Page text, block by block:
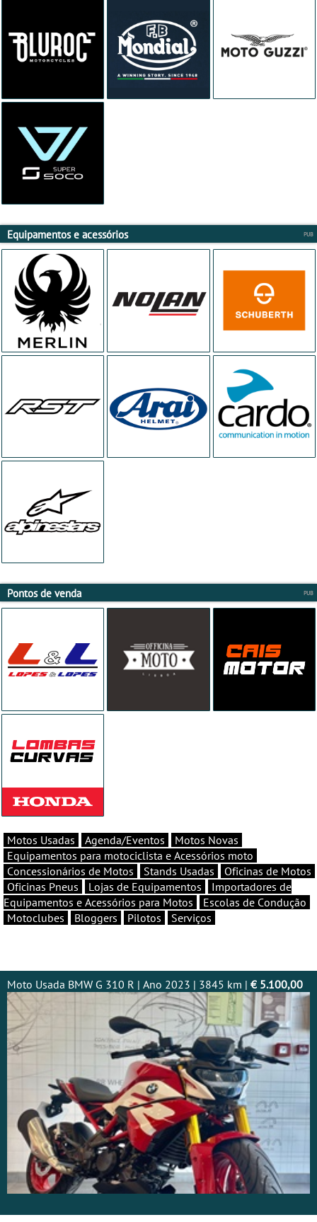
Equipamentos e acessórios
Pontos de venda
Motos Usadas Agenda/Eventos
Motos Novas
Equipamentos para motociclista e Acessórios moto
Concessionários de Motos
Stands Usadas
Oficinas de Motos
Oficinas Pneus
Lojas de Equipamentos
Importadores de
Equipamentos e Acessórios para Motos
Escolas de Condução
Motoclubes
Bloggers Pilotos Serviços
Moto Usada BMW G 310 R | Ano 2023 | 3845 km | € 5.100,00